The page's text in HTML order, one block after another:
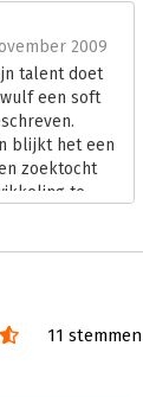
2009
talent doet
een soft
blijkt het een
zoektocht
te
tot
vragenlijsten
11 stemmen